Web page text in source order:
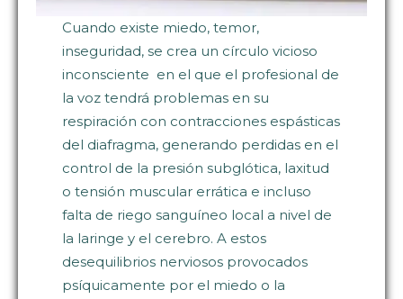
Cuando existe miedo, temor,
inseguridad, se crea un círculo vicioso
inconsciente en el que el profesional de
la voz tendrá problemas en su
respiración con contracciones espásticas
del diafragma, generando perdidas en el
control de la presión subglótica, laxitud
o tensión muscular errática e incluso
falta de riego sanguíneo local a nivel de
la laringe y el cerebro. A estos
desequilibrios nerviosos provocados
psíquicamente por el miedo o la